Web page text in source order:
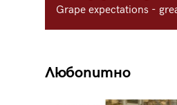
Grape expectations -
Любопитно